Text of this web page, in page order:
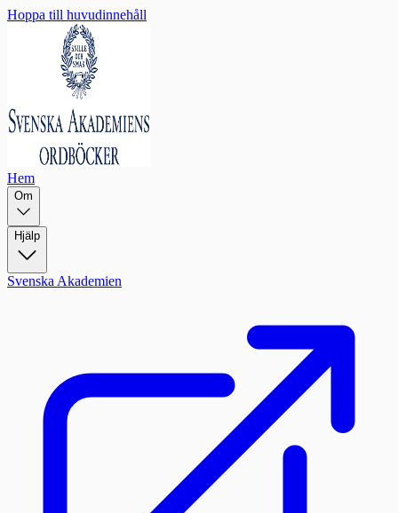
Hoppa till huvudinnehåll
Hem
Om
Hjälp
Svenska Akademien